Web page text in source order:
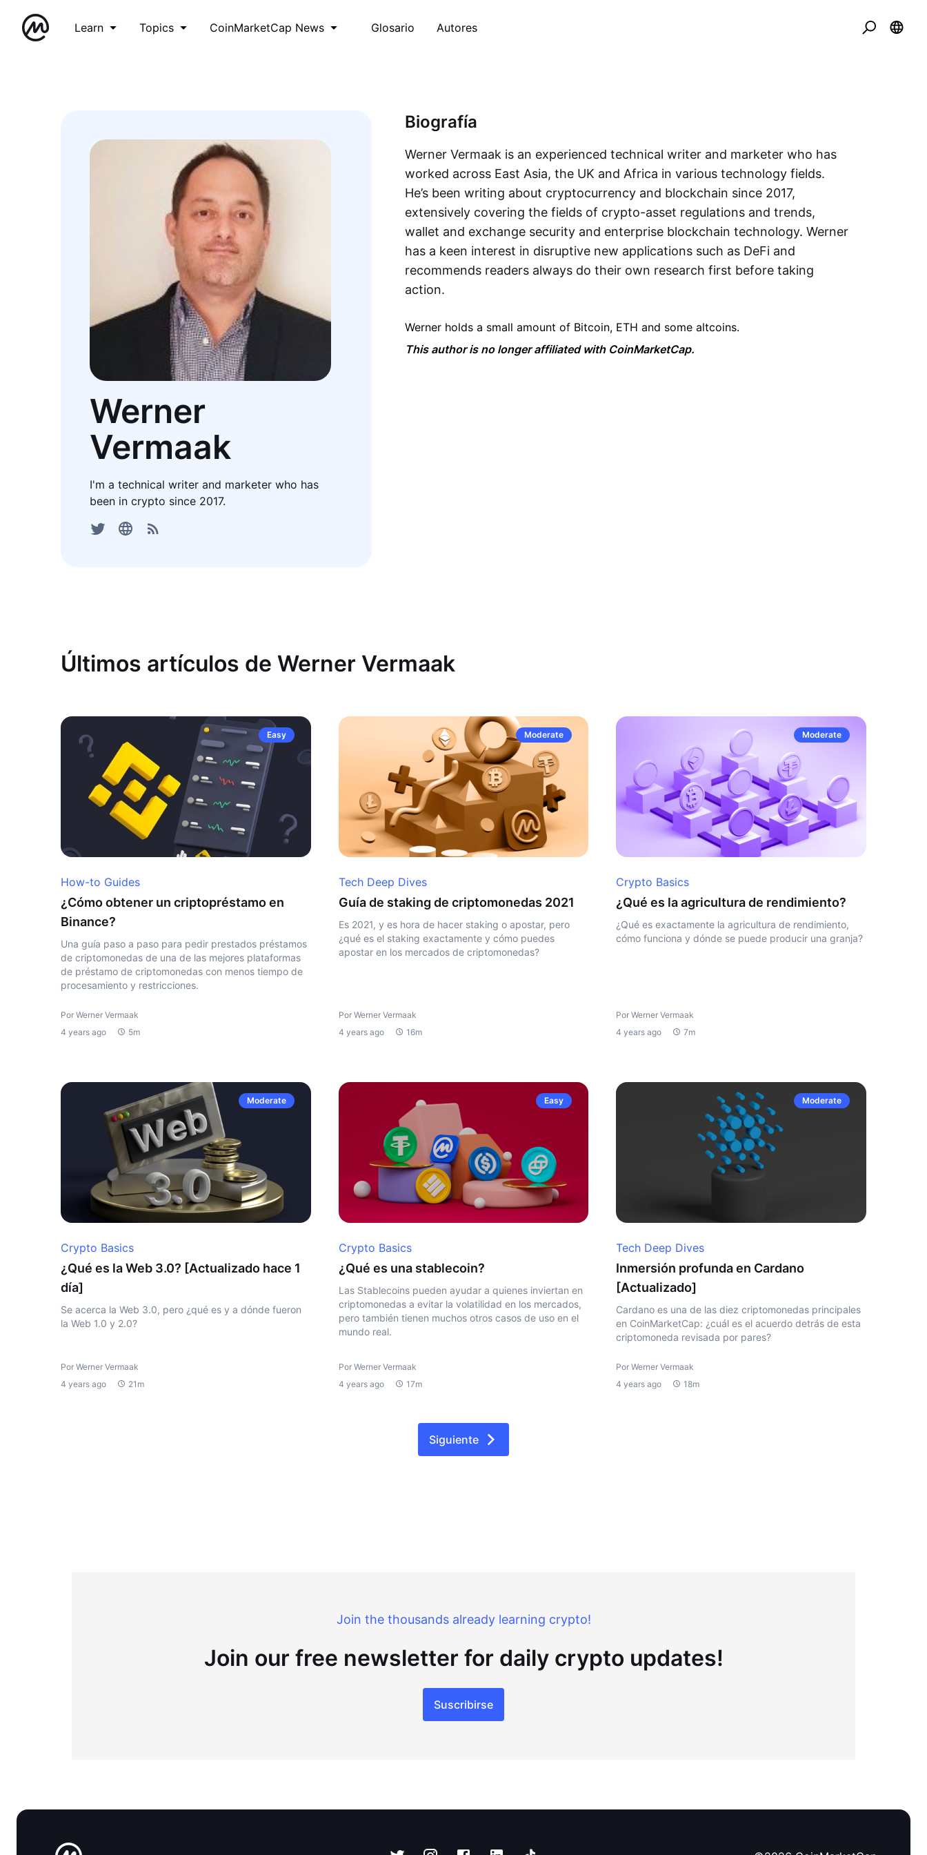
Learn Topics CoinMarketCap News Glosario Autores
Werner
Vermaak
I'm a technical writer and marketer who has
been in crypto since 2017.
Biografía
Werner Vermaak is an experienced technical writer and marketer who has
worked across East Asia, the UK and Africa in various technology fields.
He’s been writing about cryptocurrency and blockchain since 2017,
extensively covering the fields of crypto-asset regulations and trends,
wallet and exchange security and enterprise blockchain technology. Werner
has a keen interest in disruptive new applications such as DeFi and
recommends readers always do their own research first before taking
action.
Werner holds a small amount of Bitcoin, ETH and some altcoins.
This author is no longer affiliated with CoinMarketCap.
Últimos artículos de Werner Vermaak
Easy
How-to Guides
¿Cómo obtener un criptopréstamo en
Binance?
Una guía paso a paso para pedir prestados préstamos
de criptomonedas de una de las mejores plataformas
de préstamo de criptomonedas con menos tiempo de
procesamiento y restricciones.
Por Werner Vermaak
4 years ago
5m
Moderate
Tech Deep Dives
Guía de staking de criptomonedas 2021
Es 2021, y es hora de hacer staking o apostar, pero
¿qué es el staking exactamente y cómo puedes
apostar en los mercados de criptomonedas?
Por Werner Vermaak
4 years ago
16m
Moderate
Crypto Basics
¿Qué es la agricultura de rendimiento?
¿Qué es exactamente la agricultura de rendimiento,
cómo funciona y dónde se puede producir una granja?
Por Werner Vermaak
4 years ago
7m
Moderate
Crypto Basics
¿Qué es la Web 3.0? [Actualizado hace 1
día]
Se acerca la Web 3.0, pero ¿qué es y a dónde fueron
la Web 1.0 y 2.0?
Por Werner Vermaak
4 years ago
21m
Easy
Crypto Basics
¿Qué es una stablecoin?
Las Stablecoins pueden ayudar a quienes inviertan en
criptomonedas a evitar la volatilidad en los mercados,
pero también tienen muchos otros casos de uso en el
mundo real.
Por Werner Vermaak
4 years ago
17m
Moderate
Tech Deep Dives
Inmersión profunda en Cardano
[Actualizado]
Cardano es una de las diez criptomonedas principales
en CoinMarketCap: ¿cuál es el acuerdo detrás de esta
criptomoneda revisada por pares?
Por Werner Vermaak
4 years ago
18m
Siguiente
Join the thousands already learning crypto!
Join our free newsletter for daily crypto updates!
Suscribirse